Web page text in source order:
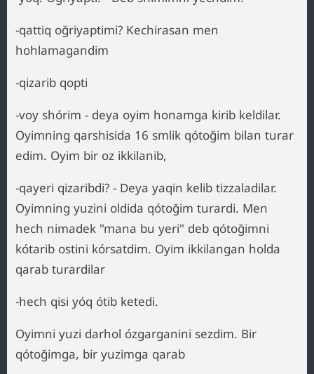
-qattiq oğriyaptimi? Kechirasan men
hohlamagandim
-qizarib qopti
-voy shórim - deya oyim honamga kirib keldilar.
Oyimning qarshisida 16 smlik qótoğim bilan turar
edim. Oyim bir oz ikkilanib,
-qayeri qizaribdi? - Deya yaqin kelib tizzaladilar.
Oyimning yuzini oldida qótoğim turardi. Men
hech nimadek "mana bu yeri" deb qótoğimni
kótarib ostini kórsatdim. Oyim ikkilangan holda
qarab turardilar
-hech qisi yóq ótib ketedi.
Oyimni yuzi darhol ózgarganini sezdim. Bir
qótoğimga, bir yuzimga qarab